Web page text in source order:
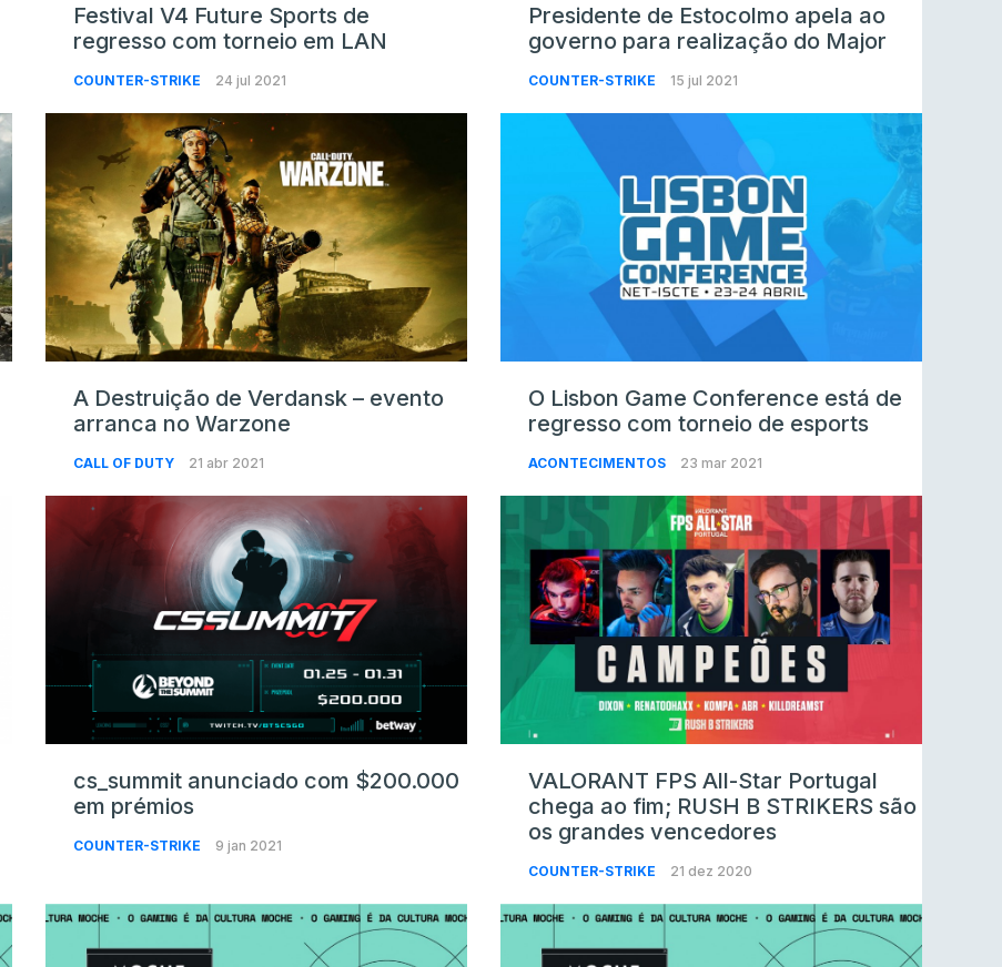
Festival V4 Future Sports de
regresso com torneio em LAN
COUNTER-STRIKE 24 jul 2021
Presidente de Estocolmo apela ao
governo para realização do Major
COUNTER-STRIKE 15 jul 2021
A Destruição de Verdansk – evento
arranca no Warzone
CALL OF DUTY 21 abr 2021
O Lisbon Game Conference está de
regresso com torneio de esports
ACONTECIMENTOS 23 mar 2021
cs_summit anunciado com $200.000
em prémios
COUNTER-STRIKE 9 jan 2021
VALORANT FPS All-Star Portugal
chega ao fim; RUSH B STRIKERS são
os grandes vencedores
COUNTER-STRIKE 21 dez 2020